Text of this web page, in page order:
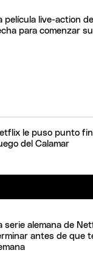
película live-action
para comenzar
le puso punto
del Calamar
serie alemana de
antes de que